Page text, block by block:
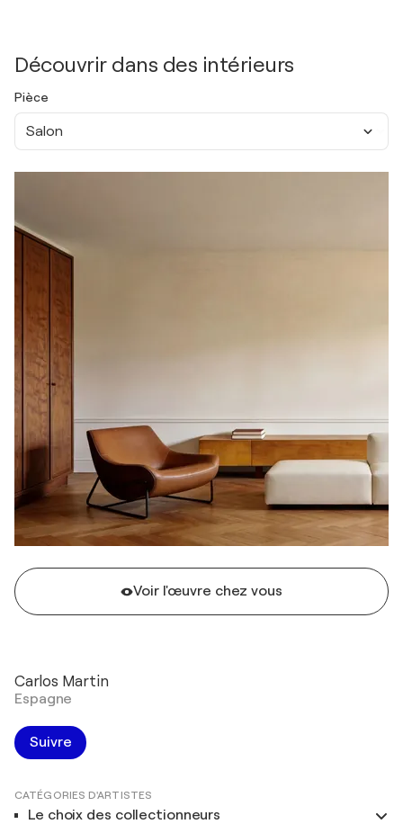
Découvrir dans des intérieurs
Pièce
Salon
Voir l'œuvre chez vous
Carlos Martin
Espagne
Suivre
CATÉGORIES D'ARTISTES
Le choix des collectionneurs